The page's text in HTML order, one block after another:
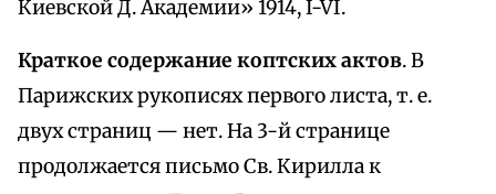
Киевской Д. Академии» 1914, I-VI.
Краткое содержание коптских актов. В
Парижских рукописях первого листа, т. е.
двух страниц — нет. На 3-й странице
продолжается письмо Св. Кирилла к